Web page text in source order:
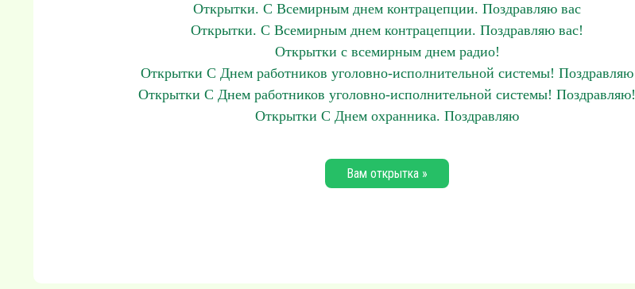
Открытки. С Всемирным днем контрацепции. Поздравляю вас
Открытки. С Всемирным днем контрацепции. Поздравляю вас!
Открытки с всемирным днем радио!
Открытки С Днем работников уголовно-исполнительной системы! Поздравляю
Открытки С Днем работников уголовно-исполнительной системы! Поздравляю!
Открытки С Днем охранника. Поздравляю
Вам открытка »